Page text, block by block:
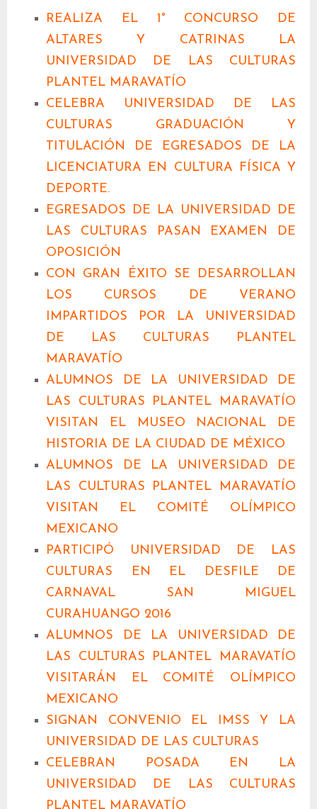
REALIZA EL 1° CONCURSO DE
ALTARES Y CATRINAS LA
UNIVERSIDAD DE LAS CULTURAS
PLANTEL MARAVATÍO
CELEBRA UNIVERSIDAD DE LAS
CULTURAS GRADUACIÓN Y
TITULACIÓN DE EGRESADOS DE LA
LICENCIATURA EN CULTURA FÍSICA Y
DEPORTE.
EGRESADOS DE LA UNIVERSIDAD DE
LAS CULTURAS PASAN EXAMEN DE
OPOSICIÓN
CON GRAN ÉXITO SE DESARROLLAN
LOS CURSOS DE VERANO
IMPARTIDOS POR LA UNIVERSIDAD
DE LAS CULTURAS PLANTEL
MARAVATÍO
ALUMNOS DE LA UNIVERSIDAD DE
LAS CULTURAS PLANTEL MARAVATÍO
VISITAN EL MUSEO NACIONAL DE
HISTORIA DE LA CIUDAD DE MÉXICO
ALUMNOS DE LA UNIVERSIDAD DE
LAS CULTURAS PLANTEL MARAVATÍO
VISITAN EL COMITÉ OLÍMPICO
MEXICANO
PARTICIPÓ UNIVERSIDAD DE LAS
CULTURAS EN EL DESFILE DE
CARNAVAL SAN MIGUEL
CURAHUANGO 2016
ALUMNOS DE LA UNIVERSIDAD DE
LAS CULTURAS PLANTEL MARAVATÍO
VISITARÁN EL COMITÉ OLÍMPICO
MEXICANO
SIGNAN CONVENIO EL IMSS Y LA
UNIVERSIDAD DE LAS CULTURAS
CELEBRAN POSADA EN LA
UNIVERSIDAD DE LAS CULTURAS
PLANTEL MARAVATÍO